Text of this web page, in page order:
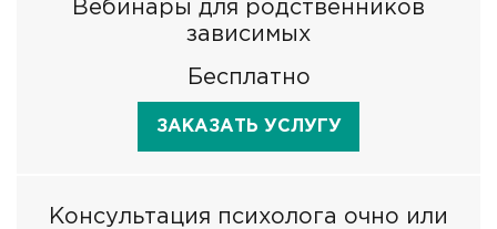
Вебинары для родственников
зависимых
Бесплатно
ЗАКАЗАТЬ УСЛУГУ
Консультация психолога очно или